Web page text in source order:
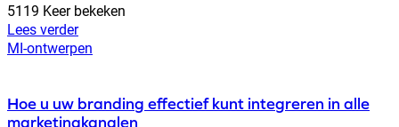
5119 Keer bekeken
Lees verder
MI-ontwerpen
Hoe u uw branding effectief kunt integreren in alle
marketingkanalen